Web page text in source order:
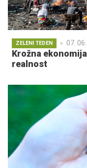
ZELENI TEDEN 07.
Krožna
realnost